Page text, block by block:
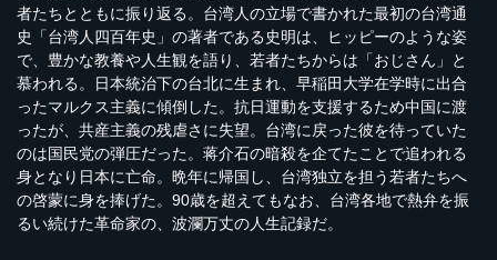
者たちとともに振り返る。台湾人の立場で書かれた最初の台湾通
史「台湾人四百年史」の著者である史明は、ヒッピーのような姿
で、豊かな教養や人生観を語り、若者たちからは「おじさん」と
慕われる。日本統治下の台北に生まれ、早稲田大学在学時に出合
ったマルクス主義に傾倒した。抗日運動を支援するため中国に渡
ったが、共産主義の残虐さに失望。台湾に戻った彼を待っていた
のは国民党の弾圧だった。蒋介石の暗殺を企てたことで追われる
身となり日本に亡命。晩年に帰国し、台湾独立を担う若者たちへ
の啓蒙に身を捧げた。90歳を超えてもなお、台湾各地で熱弁を振
るい続けた革命家の、波瀾万丈の人生記録だ。